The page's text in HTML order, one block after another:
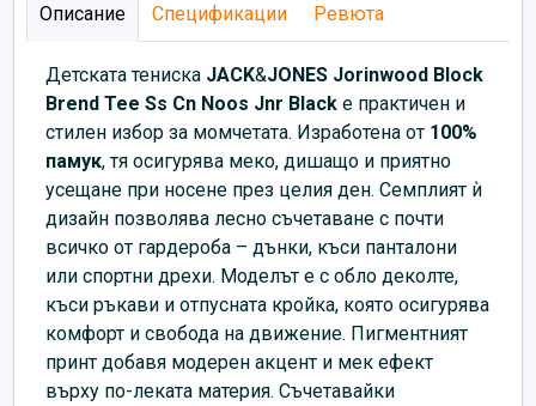
Описание Спецификации Ревюта
Детската тениска JACK&JONES Jorinwood Block
Brend Tee Ss Cn Noos Jnr Black е практичен и
стилен избор за момчетата. Изработена от 100%
памук, тя осигурява меко, дишащо и приятно
усещане при носене през целия ден. Семплият ѝ
дизайн позволява лесно съчетаване с почти
всичко от гардероба – дънки, къси панталони
или спортни дрехи. Моделът е с обло деколте,
къси ръкави и отпусната кройка, която осигурява
комфорт и свобода на движение. Пигментният
принт добавя модерен акцент и мек ефект
върху по-леката материя. Съчетавайки